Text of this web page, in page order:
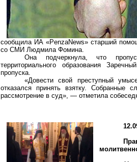
сообщила ИА «PenzaNews» старший
со СМИ Людмила Фомина.
Она подчеркнула, что
территориального образования
пропуска.
«Довести свой преступный
отказался принять взятку. Собранные
рассмотрение в суд», — отметила